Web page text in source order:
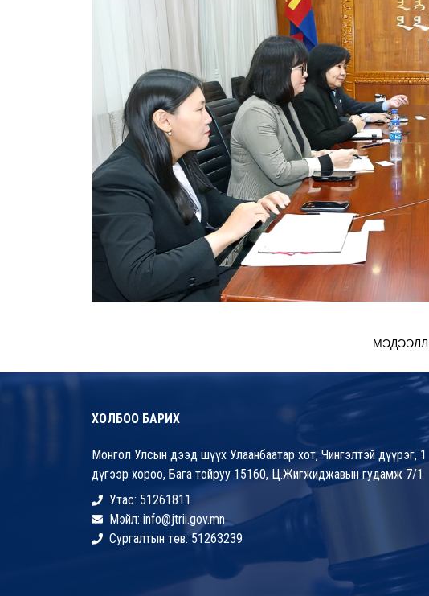
ХОЛБОО БАРИХ
Монгол Улсын дээд шүүх Улаанбаатар хот, Чингэлтэй дүүрэг, 1
дүгээр хороо, Бага тойруу 15160, Ц.Жигжиджавын гудамж 7/1
Утас: 51261811
Мэйл: info@jtrii.gov.mn
Сургалтын төв: 51263239